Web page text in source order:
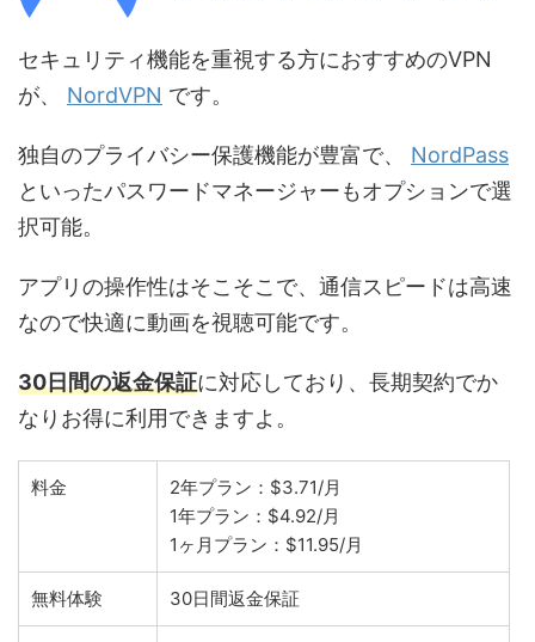
セキュリティ機能を重視する方におすすめのVPN
が、 NordVPN です。
独自のプライバシー保護機能が豊富で、 NordPass
といったパスワードマネージャーもオプションで選
択可能。
アプリの操作性はそこそこで、通信スピードは高速
なので快適に動画を視聴可能です。
30日間の返金保証に対応しており、長期契約でか
なりお得に利用できますよ。
料金
2年プラン：$3.71/月
1年プラン：$4.92/月
1ヶ月プラン：$11.95/月
無料体験 30日間返金保証